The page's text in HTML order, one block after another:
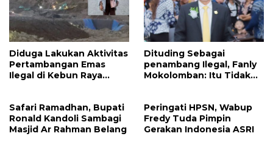
Diduga Lakukan Aktivitas
Pertambangan Emas
Ilegal di Kebun Raya
Sondakh
Dituding Sebagai
penambang Ilegal, Fanly
Mokolomban: Itu Tidak
Safari Ramadhan, Bupati
Ronald Kandoli Sambagi
Masjid Ar Rahman Belang
Peringati HPSN, Wabup
Fredy Tuda Pimpin
Gerakan Indonesia ASRI